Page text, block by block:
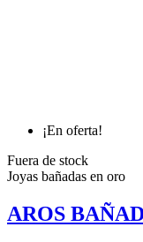
¡En oferta!
Fuera de stock
Joyas bañadas en oro
AROS